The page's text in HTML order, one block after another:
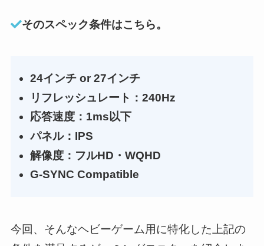
そのスペック条件はこちら。
24インチ or 27インチ
リフレッシュレート：240Hz
応答速度：1ms以下
パネル：IPS
解像度：フルHD・WQHD
G-SYNC Compatible
今回、そんなヘビーゲーム用に特化した上記の